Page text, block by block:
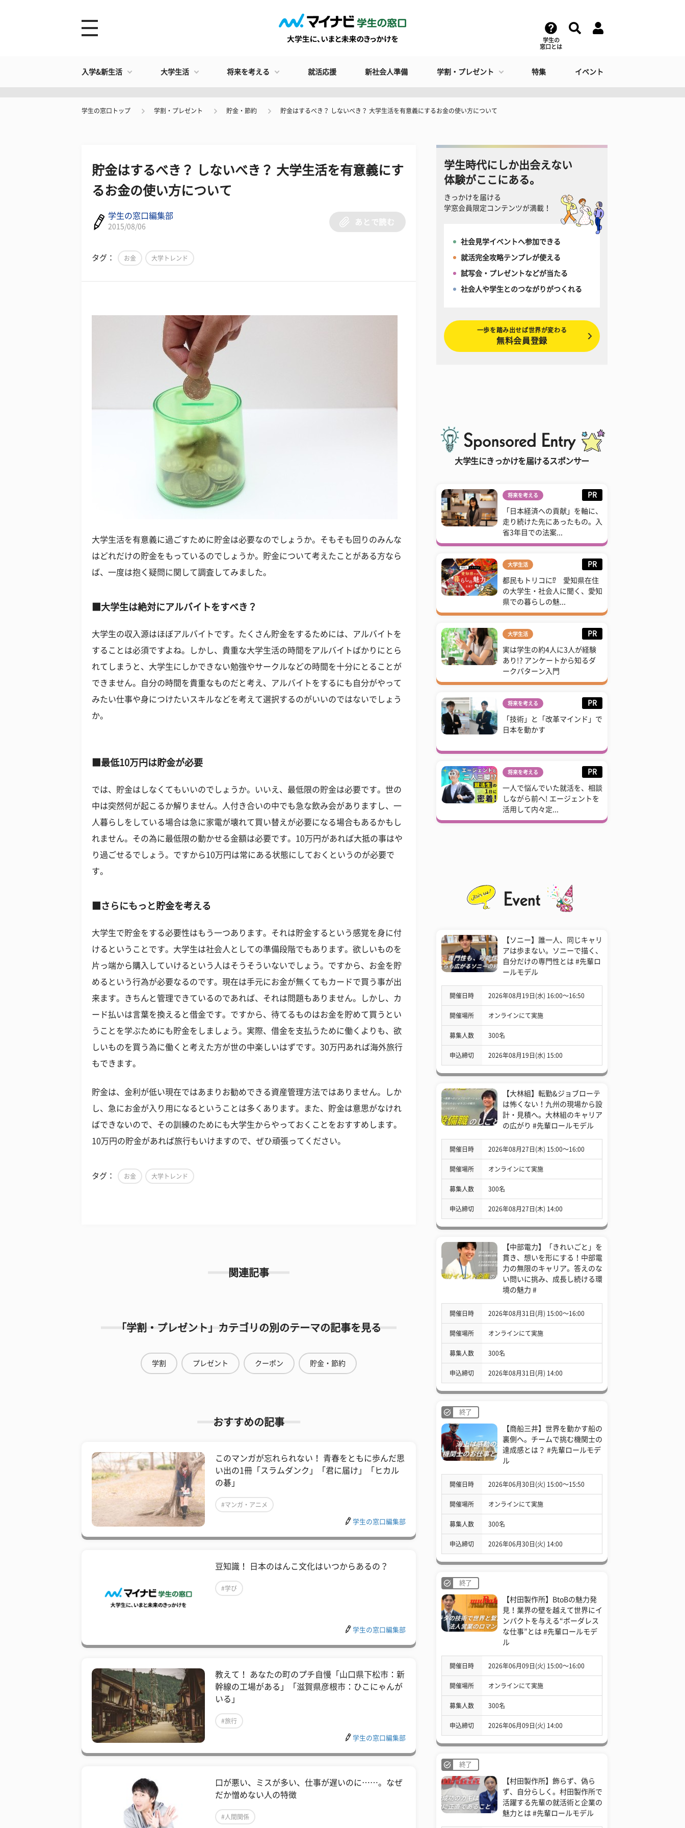
学生の
窓口とは
入学&新生活 大学生活 将来を考える 就活応援 新社会人準備 学割・プレゼント 特集 イベント
学生の窓口トップ 学割・プレゼント 貯金・節約 貯金はするべき？ しないべき？ 大学生活を有意義にするお金の使い方について
貯金はするべき？ しないべき？ 大学生活を有意義にす
るお金の使い方について
学生の窓口編集部
2015/08/06
あとで読む
タグ： お金 大学トレンド
大学生活を有意義に過ごすために貯金は必要なのでしょうか。そもそも回りのみんな
はどれだけの貯金をもっているのでしょうか。貯金について考えたことがある方なら
ば、一度は抱く疑問に関して調査してみました。
■大学生は絶対にアルバイトをすべき？
大学生の収入源はほぼアルバイトです。たくさん貯金をするためには、アルバイトを
することは必須ですよね。しかし、貴重な大学生活の時間をアルバイトばかりにとら
れてしまうと、大学生にしかできない勉強やサークルなどの時間を十分にとることが
できません。自分の時間を貴重なものだと考え、アルバイトをするにも自分がやって
みたい仕事や身につけたいスキルなどを考えて選択するのがいいのではないでしょう
か。
■最低10万円は貯金が必要
では、貯金はしなくてもいいのでしょうか。いいえ、最低限の貯金は必要です。世の
中は突然何が起こるか解りません。人付き合いの中でも急な飲み会がありますし、一
人暮らしをしている場合は急に家電が壊れて買い替えが必要になる場合もあるかもし
れません。その為に最低限の動かせる金額は必要です。10万円があれば大抵の事はや
り過ごせるでしょう。ですから10万円は常にある状態にしておくというのが必要で
す。
■さらにもっと貯金を考える
大学生で貯金をする必要性はもう一つあります。それは貯金するという感覚を身に付
けるということです。大学生は社会人としての準備段階でもあります。欲しいものを
片っ端から購入していけるという人はそうそういないでしょう。ですから、お金を貯
めるという行為が必要なるのです。現在は手元にお金が無くてもカードで買う事が出
来ます。きちんと管理できているのであれば、それは問題もありません。しかし、カ
ード払いは言葉を換えると借金です。ですから、待てるものはお金を貯めて買うとい
うことを学ぶためにも貯金をしましょう。実際、借金を支払うために働くよりも、欲
しいものを買う為に働くと考えた方が世の中楽しいはずです。30万円あれば海外旅行
もできます。
貯金は、金利が低い現在ではあまりお勧めできる資産管理方法ではありません。しか
し、急にお金が入り用になるということは多くあります。また、貯金は意思がなけれ
ばできないので、その訓練のためにも大学生からやっておくことをおすすめします。
10万円の貯金があれば旅行もいけますので、ぜひ頑張ってください。
タグ： お金 大学トレンド
関連記事
「学割・プレゼント」カテゴリの別のテーマの記事を見る
学割 プレゼント クーポン 貯金・節約
おすすめの記事
このマンガが忘れられない！ 青春をともに歩んだ思
い出の1冊「スラムダンク」「君に届け」「ヒカル
の碁」
#マンガ・アニメ
学生の窓口編集部
豆知識！ 日本のはんこ文化はいつからあるの？
#学び
学生の窓口編集部
教えて！ あなたの町のプチ自慢「山口県下松市：新
幹線の工場がある」「滋賀県彦根市：ひこにゃんが
いる」
#旅行
学生の窓口編集部
口が悪い、ミスが多い、仕事が遅いのに……。なぜ
だか憎めない人の特徴
#人間関係
学生時代にしか出会えない
体験がここにある。
きっかけを届ける
学窓会員限定コンテンツが満載！
社会見学イベントへ参加できる
就活完全攻略テンプレが使える
試写会・プレゼントなどが当たる
社会人や学生とのつながりがつくれる
一歩を踏み出せば世界が変わる
無料会員登録
大学生にきっかけを届けるスポンサー
将来を考える PR
「日本経済への貢献」を軸に、
走り続けた先にあったもの。入
省3年目での法案...
大学生活 PR
都民もトリコに⁉ 愛知県在住
の大学生・社会人に聞く、愛知
県での暮らしの魅...
大学生活 PR
実は学生の約4人に3人が経験
あり!? アンケートから知るダ
ークパターン入門
将来を考える PR
「技術」と「改革マインド」で
日本を動かす
将来を考える PR
一人で悩んでいた就活を、相談
しながら前へ! エージェントを
活用して内々定...
【ソニー】誰一人、同じキャリ
アは歩まない。ソニーで描く、
自分だけの専門性とは #先輩ロ
ールモデル
開催日時 2026年08月19日(水) 16:00〜16:50
開催場所 オンラインにて実施
募集人数 300名
申込締切 2026年08月19日(水) 15:00
【大林組】転勤&ジョブローテ
は怖くない！九州の現場から設
計・見積へ。大林組のキャリア
の広がり #先輩ロールモデル
開催日時 2026年08月27日(木) 15:00〜16:00
開催場所 オンラインにて実施
募集人数 300名
申込締切 2026年08月27日(木) 14:00
【中部電力】「きれいごと」を
貫き、想いを形にする！中部電
力の無限のキャリア。答えのな
い問いに挑み、成長し続ける環
境の魅力 #
開催日時 2026年08月31日(月) 15:00〜16:00
開催場所 オンラインにて実施
募集人数 300名
申込締切 2026年08月31日(月) 14:00
終了
【商船三井】世界を動かす船の
裏側へ。チームで挑む機関士の
達成感とは？ #先輩ロールモデ
ル
開催日時 2026年06月30日(火) 15:00〜15:50
開催場所 オンラインにて実施
募集人数 300名
申込締切 2026年06月30日(火) 14:00
終了
【村田製作所】BtoBの魅力発
見！業界の壁を越えて世界にイ
ンパクトを与える“ボーダレス
な仕事”とは #先輩ロールモデ
ル
開催日時 2026年06月09日(火) 15:00〜16:00
開催場所 オンラインにて実施
募集人数 300名
申込締切 2026年06月09日(火) 14:00
終了
【村田製作所】飾らず、偽ら
ず、自分らしく。村田製作所で
活躍する先輩の就活術と企業の
魅力とは #先輩ロールモデル